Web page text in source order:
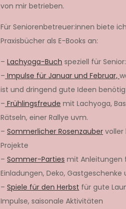
von mir betrieben.
Für Seniorenbetreuer:innen biete
Praxisbücher als E-Books an:
– Lachyoga-Buch speziell für
– Impulse für Januar und Februar,
ist und dringend gute Ideen
– Frühlingsfreude mit Lachyoga,
Rätseln, einer Rallye uvm.
– Sommerlicher Rosenzauber voller
Projekte
– Sommer-Parties mit Anleitungen
Einladungen, Deko, Gastgeschenke
– Spiele für den Herbst für gute
Impulse, saisonale Aktivitäten